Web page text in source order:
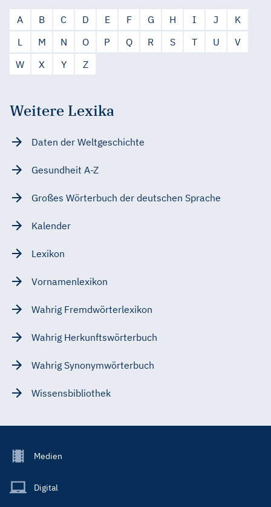
A B C D E F G H I J
K
L
M N O P Q R S T U
V
W
X Y Z
Weitere Lexika
Daten der Weltgeschichte
Gesundheit A-Z
Großes Wörterbuch der deutschen Sprache
Kalender
Lexikon
Vornamenlexikon
Wahrig Fremdwörterlexikon
Wahrig Herkunftswörterbuch
Wahrig Synonymwörterbuch
Wissensbibliothek
Footer
Main
Medien
Digital